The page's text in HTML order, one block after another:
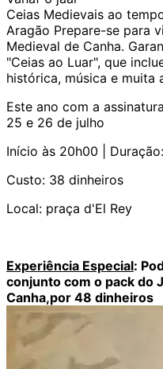
Ceias Medievais ao
Aragão Prepare-se para
Medieval de Canha.
"Ceias ao Luar", que
histórica, música e muita
Este ano com a
25 e 26 de julho
Início às 20h00 |
Custo: 38 dinheiros
Local: praça d'El Rey
Experiência Especial:
conjunto com o pack do
Canha,por 48 dinheiros